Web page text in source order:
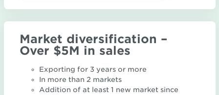
Market diversification –
Over $5M in sales
Exporting for 3 years or more
In more than 2 markets
Addition of at least 1 new market since